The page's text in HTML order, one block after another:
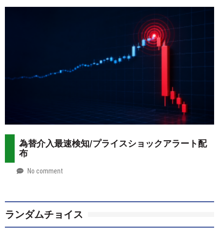
為替介入最速検知/プライスショックアラート配
布
by
No comment
ランダムチョイス